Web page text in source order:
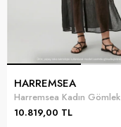
HARREMSEA
Harremsea Kadın Gömlek
10.819,00 TL